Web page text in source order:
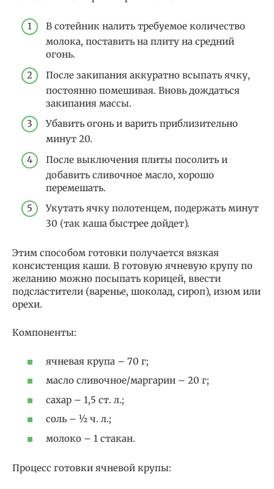
В сотейник налить требуемое количество
молока, поставить на плиту на средний
огонь.
После закипания аккуратно всыпать ячку,
постоянно помешивая. Вновь дождаться
закипания массы.
Убавить огонь и варить приблизительно
минут 20.
После выключения плиты посолить и
добавить сливочное масло, хорошо
перемешать.
Укутать ячку полотенцем, подержать минут
30 (так каша быстрее дойдет).
Этим способом готовки получается вязкая
консистенция каши. В готовую ячневую крупу по
желанию можно посыпать корицей, ввести
подсластители (варенье, шоколад, сироп), изюм или
орехи.
Компоненты:
ячневая крупа – 70 г;
масло сливочное/маргарин – 20 г;
сахар – 1,5 ст. л.;
соль – ½ ч. л.;
молоко – 1 стакан.
Процесс готовки ячневой крупы: